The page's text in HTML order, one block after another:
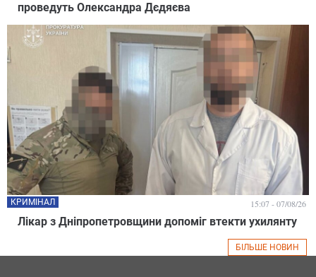
проведуть Олександра Дєдяєва
Лікар з Дніпропетровщини допоміг втекти ухилянту
КРИМІНАЛ 15:07 - 07/08/26
БІЛЬШЕ НОВИН